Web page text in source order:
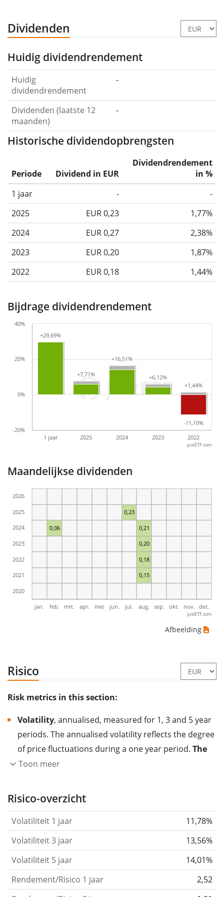
Dividenden
Huidig dividendrendement
Huidig
dividendrendement
-
Dividenden (laatste 12
maanden)
-
Historische dividendopbrengsten
Periode Dividend in EUR
Dividendrendement
in %
1 jaar
-
-
2025
EUR 0,23
1,77%
2024
EUR 0,27
2,38%
2023
EUR 0,20
1,87%
2022
EUR 0,18 1,44%
Bijdrage dividendrendement
-11,10%
-11,10%
+29,69%
+29,69%
+7,71%
+7,71%
+16,51%
+16,51%
+6,12%
+6,12%
+1,44%
+1,44%
1 jaar 2025 2024 2023 2022
-20%
0%
20%
40%
justETF.com
Maandelijkse dividenden
0,15
0,18
0,20
0,06 0,21
0,23
jan. feb. mrt. apr. mei jun. jul. aug. sep. okt. nov. dec.
2020
2021
2022
2023
2024
2025
2026
justETF.com
Afbeelding
Risico
Risk metrics in this section:
Volatility, annualised, measured for 1, 3 and 5 year
periods. The annualised volatility reflects the degree
of price fluctuations during a one year period. The
higher the volatility, the more significantly the
the past.
Assets with higher volatility are generally
based on the data for the past 1, 3 and 5 years so
that you can see if price fluctuations for the ETF
became stronger or weaker over time.
Return per riskfor 1, 3 and 5 year periods. This is
the annualised (i.e. converted to a one year period)
Toon meer
Risico-overzicht
Volatiliteit 1 jaar
11,78%
Volatiliteit 3 jaar
13,56%
Volatiliteit 5 jaar
14,01%
Rendement/Risico 1 jaar
2,52